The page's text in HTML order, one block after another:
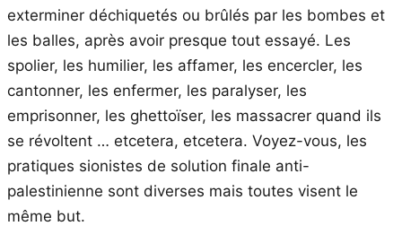
exterminer déchiquetés ou brûlés par les bombes et
les balles, après avoir presque tout essayé. Les
spolier, les humilier, les affamer, les encercler, les
cantonner, les enfermer, les paralyser, les
emprisonner, les ghettoïser, les massacrer quand ils
se révoltent … etcetera, etcetera. Voyez-vous, les
pratiques sionistes de solution finale anti-
palestinienne sont diverses mais toutes visent le
même but.